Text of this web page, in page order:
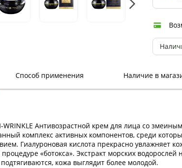
Способ применения Наличие в
WRINKLE Антивозрастной крем для лица со
комплекс активных компонентов, среди
Гиалуроновая кислота прекрасно
процедуре «ботокса». Экстракт морских
кожа выглядит более молодой.